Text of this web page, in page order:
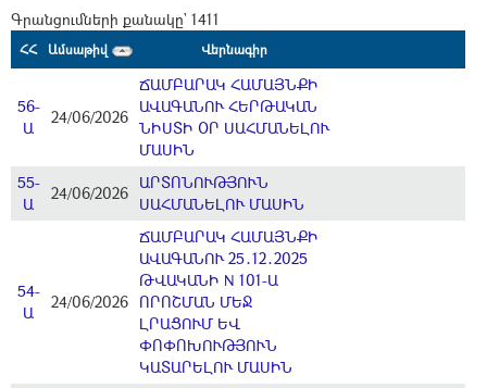
Գրանցումների քանակը` 1411
ՀՀ Ամսաթիվ Վերնագիր
56-
Ա
24/06/2026
ՃԱՄԲԱՐԱԿ ՀԱՄԱՅՆՔԻ
ԱՎԱԳԱՆՈՒ ՀԵՐԹԱԿԱՆ
ՆԻՍՏԻ ՕՐ ՍԱՀՄԱՆԵԼՈՒ
ՄԱՍԻՆ
55-
Ա
24/06/2026
ԱՐՏՈՆՈՒԹՅՈՒՆ
ՍԱՀՄԱՆԵԼՈՒ ՄԱՍԻՆ
54-
Ա
24/06/2026
ՃԱՄԲԱՐԱԿ ՀԱՄԱՅՆՔԻ
ԱՎԱԳԱՆՈՒ 25․12․2025
ԹՎԱԿԱՆԻ N 101-Ա
ՈՐՈՇՄԱՆ ՄԵՋ
ԼՐԱՑՈՒՄ ԵՎ
ՓՈՓՈԽՈՒԹՅՈՒՆ
ԿԱՏԱՐԵԼՈՒ ՄԱՍԻՆ